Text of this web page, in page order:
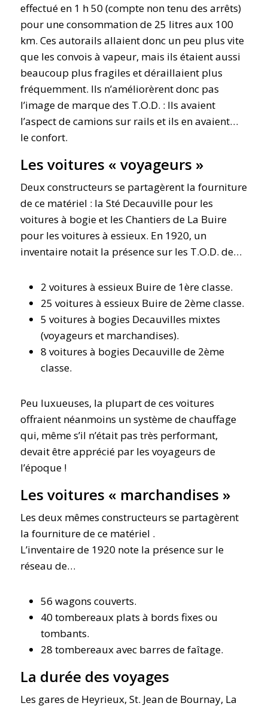
effectué en 1 h 50 (compte non tenu des arrêts)
pour une consommation de 25 litres aux 100
km. Ces autorails allaient donc un peu plus vite
que les convois à vapeur, mais ils étaient aussi
beaucoup plus fragiles et déraillaient plus
fréquemment. Ils n’améliorèrent donc pas
l’image de marque des T.O.D. : Ils avaient
l’aspect de camions sur rails et ils en avaient…
le confort.
Les voitures « voyageurs »
Deux constructeurs se partagèrent la fourniture
de ce matériel : la Sté Decauville pour les
voitures à bogie et les Chantiers de La Buire
pour les voitures à essieux. En 1920, un
inventaire notait la présence sur les T.O.D. de…
2 voitures à essieux Buire de 1ère classe.
25 voitures à essieux Buire de 2ème classe.
5 voitures à bogies Decauvilles mixtes
(voyageurs et marchandises).
8 voitures à bogies Decauville de 2ème
classe.
Peu luxueuses, la plupart de ces voitures
offraient néanmoins un système de chauffage
qui, même s’il n’était pas très performant,
devait être apprécié par les voyageurs de
l’époque !
Les voitures « marchandises »
Les deux mêmes constructeurs se partagèrent
la fourniture de ce matériel .
L’inventaire de 1920 note la présence sur le
réseau de…
56 wagons couverts.
40 tombereaux plats à bords fixes ou
tombants.
28 tombereaux avec barres de faîtage.
La durée des voyages
Les gares de Heyrieux, St. Jean de Bournay, La